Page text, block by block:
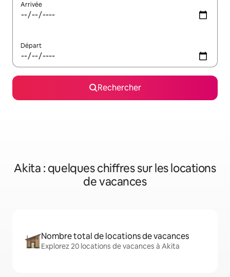
Arrivée
Départ
Rechercher
Akita : quelques chiffres sur les locations
de vacances
Nombre total de locations de vacances
Explorez 20 locations de vacances à Akita